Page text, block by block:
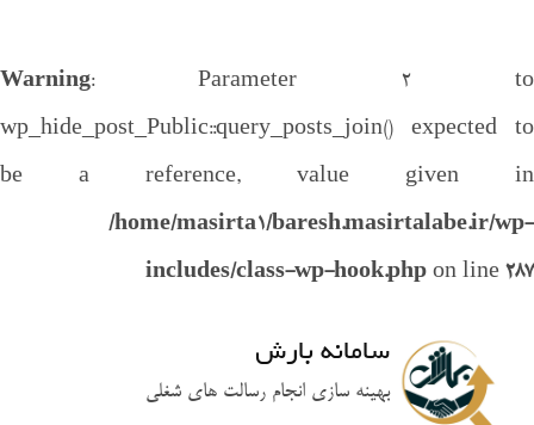
Warning: Parameter 2 to
wp_hide_post_Public::query_posts_join() expected to
be a reference, value given in
/home/masirta1/baresh.masirtalabe.ir/wp-
includes/class-wp-hook.php on line 287
سامانه بارش
بهینه سازی انجام رسالت های شغلی